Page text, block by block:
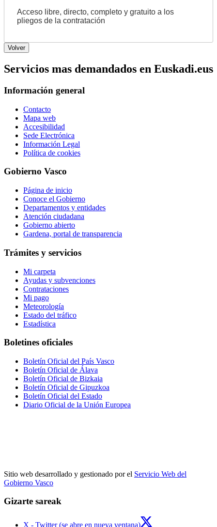
Acceso libre, directo, completo y gratuito a los
pliegos de la contratación
Servicios mas demandados en Euskadi.eus
Información general
Contacto
Mapa web
Accesibilidad
Sede Electrónica
Información Legal
Política de cookies
Gobierno Vasco
Página de inicio
Conoce el Gobierno
Departamentos y entidades
Atención ciudadana
Gobierno abierto
Gardena, portal de transparencia
Trámites y servicios
Mi carpeta
Ayudas y subvenciones
Contrataciones
Mi pago
Meteorología
Estado del tráfico
Estadística
Boletines oficiales
Boletín Oficial del País Vasco
Boletín Oficial de Álava
Boletín Oficial de Bizkaia
Boletín Oficial de Gipuzkoa
Boletín Oficial del Estado
Diario Oficial de la Unión Europea
Sitio web desarrollado y gestionado por el Servicio Web del
Gobierno Vasco
Gizarte sareak
X - Twitter (se abre en nueva ventana)